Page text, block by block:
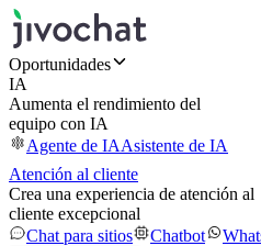
Oportunidades
IA
Aumenta el rendimiento del
equipo con IA
Agente de IAAsistente de IA
Atención al cliente
Crea una experiencia de atención al
cliente excepcional
Chat para sitios
Chatbot